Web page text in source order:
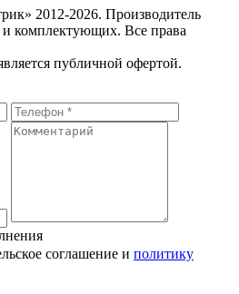
2012-2026. Производитель
комплектующих. Все права
публичной офертой.
соглашение и политику